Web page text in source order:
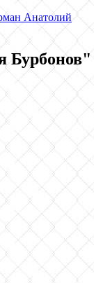
Анатолий
Бурбонов"